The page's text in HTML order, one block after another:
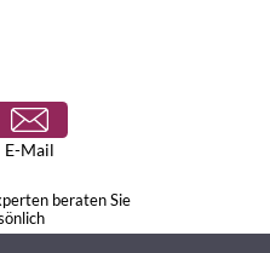
E-Mail
beraten Sie